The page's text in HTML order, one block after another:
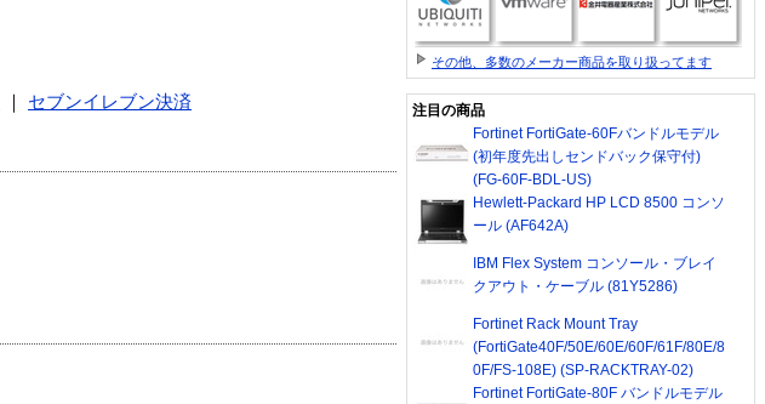
セブンイレブン決済
その他、多数のメーカー商品を取り扱ってます
注目の商品
Fortinet FortiGate-60Fバンドルモデル
(初年度先出しセンドバック保守付)
(FG-60F-BDL-US)
Hewlett-Packard HP LCD 8500 コンソ
ール (AF642A)
IBM Flex System コンソール・ブレイ
クアウト・ケーブル (81Y5286)
Fortinet Rack Mount Tray
(FortiGate40F/50E/60E/60F/61F/80E/8
0F/FS-108E) (SP-RACKTRAY-02)
Fortinet FortiGate-80F バンドルモデル